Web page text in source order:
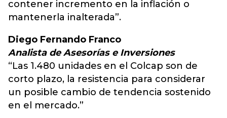
contener incremento en la inflación o
mantenerla inalterada”.
Diego Fernando Franco
Analista de Asesorías e Inversiones
“Las 1.480 unidades en el Colcap son de
corto plazo, la resistencia para considerar
un posible cambio de tendencia sostenido
en el mercado.”